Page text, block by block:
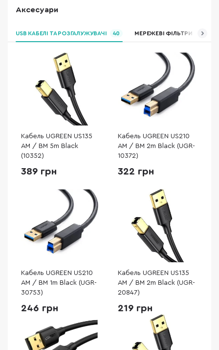
Аксесуари
USB КАБЕЛІ ТА РОЗГАЛУЖУВАЧІ 40 МЕРЕЖЕВІ ФІЛЬТРИ ТА
Кабель UGREEN US135
AM / BM 5m Black
(10352)
389 грн
Кабель UGREEN US210
AM / BM 2m Black (UGR-
10372)
322 грн
Кабель UGREEN US210
AM / BM 1m Black (UGR-
30753)
246 грн
Кабель UGREEN US135
AM / BM 2m Black (UGR-
20847)
219 грн